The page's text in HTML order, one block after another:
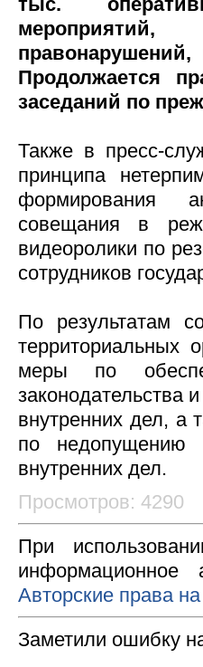
Продолжается
заседаний по
Также в пресс-
принципа
формирования
совещания в
видеоролики по
сотрудников
По результатам
территориальных
меры по
законодательства
внутренних дел, а
по недопущению
внутренних дел.
Просмотров: 4290
При
информационное
Авторские права
Заметили ошибку